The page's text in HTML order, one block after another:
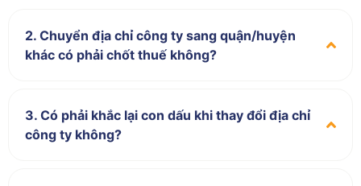
2. Chuyển địa chỉ công ty sang quận/huyện
khác có phải chốt thuế không?
3. Có phải khắc lại con dấu khi thay đổi địa chỉ
công ty không?